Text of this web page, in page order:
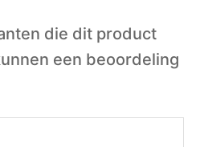
die dit product
een beoordeling